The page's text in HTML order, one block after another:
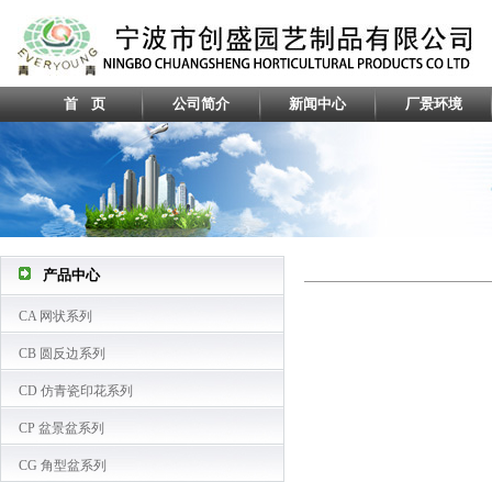
首 页 公司简介 新闻中心 厂景环境
产品中心
CA 网状系列
CB 圆反边系列
CD 仿青瓷印花系列
CP 盆景盆系列
CG 角型盆系列